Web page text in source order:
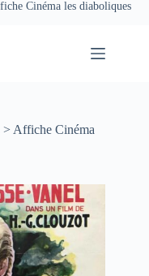
Cinéma les diaboliques
> Affiche Cinéma